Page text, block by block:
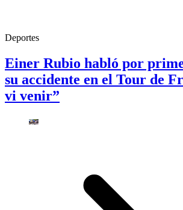
Deportes
Einer Rubio habló por
su accidente en el Tour de
vi venir”